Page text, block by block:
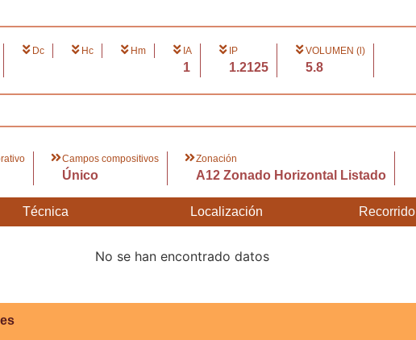
Dc Hc Hm IA
1
IP
1.2125
VOLUMEN (l)
5.8
Campos compositivos
Único
Zonación
A12 Zonado Horizontal Listado
Técnica Localización Recorrido
No se han encontrado datos